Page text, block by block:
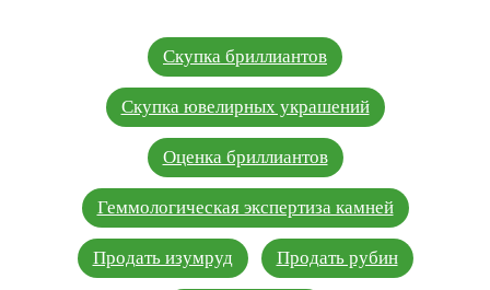
Скупка бриллиантов
Скупка ювелирных украшений
Оценка бриллиантов
Геммологическая экспертиза камней
Продать изумруд Продать рубин